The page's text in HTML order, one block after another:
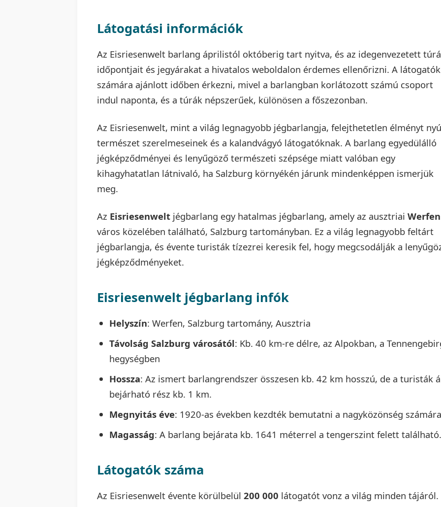
Látogatási információk
Az Eisriesenwelt barlang áprilistól októberig tart nyitva, és az idegenvezetett
időpontjait és jegyárakat a hivatalos weboldalon érdemes ellenőrizni. A látogatók
számára ajánlott időben érkezni, mivel a barlangban korlátozott számú csoport
indul naponta, és a túrák népszerűek, különösen a főszezonban.
Az Eisriesenwelt, mint a világ legnagyobb jégbarlangja, felejthetetlen élményt
természet szerelmeseinek és a kalandvágyó látogatóknak. A barlang egyedülálló
jégképződményei és lenyűgöző természeti szépsége miatt valóban egy
kihagyhatatlan látnivaló, ha Salzburg környékén járunk mindenképpen ismerjük
meg.
Az Eisriesenwelt jégbarlang egy hatalmas jégbarlang, amely az ausztriai Werfen
város közelében található, Salzburg tartományban. Ez a világ legnagyobb feltárt
jégbarlangja, és évente turisták tízezrei keresik fel, hogy megcsodálják a
jégképződményeket.
Eisriesenwelt jégbarlang infók
Helyszín: Werfen, Salzburg tartomány, Ausztria
Távolság Salzburg városától: Kb. 40 km-re délre, az Alpokban, a
hegységben
Hossza: Az ismert barlangrendszer összesen kb. 42 km hosszú, de a turisták
bejárható rész kb. 1 km.
Megnyitás éve: 1920-as években kezdték bemutatni a nagyközönség
Magasság: A barlang bejárata kb. 1641 méterrel a tengerszint felett található.
Látogatók száma
Az Eisriesenwelt évente körülbelül 200 000 látogatót vonz a világ minden tájáról.